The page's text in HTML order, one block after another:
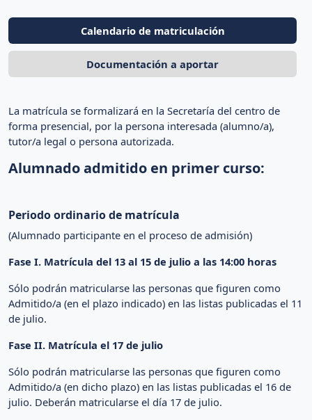
Calendario de matriculación
Documentación a aportar
La matrícula se formalizará en la Secretaría del centro de
forma presencial, por la persona interesada (alumno/a),
tutor/a legal o persona autorizada.
Alumnado admitido en primer curso:
Periodo ordinario de matrícula
(Alumnado participante en el proceso de admisión)
Fase I. Matrícula del 13 al 15 de julio a las 14:00 horas
Sólo podrán matricularse las personas que figuren como
Admitido/a (en el plazo indicado) en las listas publicadas el 11
de julio.
Fase II. Matrícula el 17 de julio
Sólo podrán matricularse las personas que figuren como
Admitido/a (en dicho plazo) en las listas publicadas el 16 de
julio. Deberán matricularse el día 17 de julio.